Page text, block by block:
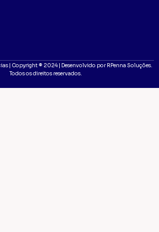
| Copyright ® 2024 | Desenvolvido por RPenna Soluções.
Todos os direitos reservados.